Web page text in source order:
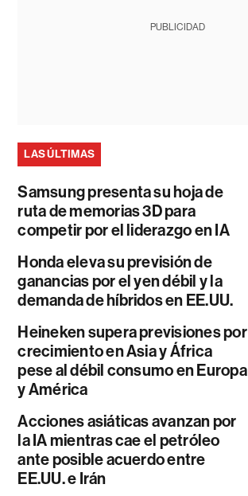
PUBLICIDAD
LAS ÚLTIMAS
Samsung presenta su hoja de
ruta de memorias 3D para
competir por el liderazgo en IA
Honda eleva su previsión de
ganancias por el yen débil y la
demanda de híbridos en EE.UU.
Heineken supera previsiones por
crecimiento en Asia y África
pese al débil consumo en Europa
y América
Acciones asiáticas avanzan por
la IA mientras cae el petróleo
ante posible acuerdo entre
EE.UU. e Irán